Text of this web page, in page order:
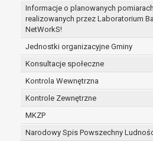
Informacje o planowanych
realizowanych przez Laboratorium
NetWorkS!
Jednostki organizacyjne Gminy
Konsultacje społeczne
Kontrola Wewnętrzna
Kontrole Zewnętrzne
MKZP
Narodowy Spis Powszechny
przypadku wyrażenia zgody
danych po zakończeniu i
czasu wycofania tej zgody.
Ponadto w przypadku umów
dane osobowe od momentu
przechowywane są przez
umowy o dofinansowanie
beneficjentem a określoną
danego projektu i
dokumentacji projektu do
W związku z